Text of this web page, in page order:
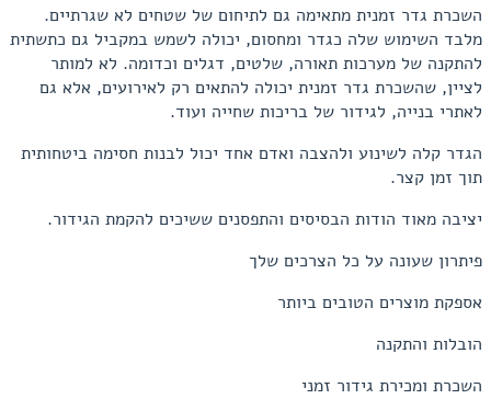
השכרת גדר זמנית מתאימה גם לתיחום של שטחים לא שגרתיים.
מלבד השימוש שלה כגדר ומחסום, יכולה לשמש במקביל גם כתשתית
להתקנה של מערכות תאורה, שלטים, דגלים וכדומה. לא למותר
לציין, שהשכרת גדר זמנית יכולה להתאים רק לאירועים, אלא גם
לאתרי בנייה, לגידור של בריכות שחייה ועוד.
הגדר קלה לשינוע ולהצבה ואדם אחד יכול לבנות חסימה ביטחותית
תוך זמן קצר.
יציבה מאוד הודות הבסיסים והתפסנים ששיכים להקמת הגידור.
פיתרון שעונה על כל הצרכים שלך
אספקת מוצרים הטובים ביותר
הובלות והתקנה
השכרת ומכירת גידור זמני